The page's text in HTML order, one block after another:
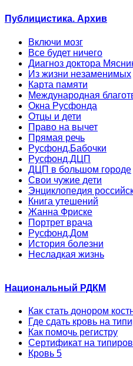
Публицистика. Архив
Включи мозг
Все будет ничего
Диагноз доктора
Из жизни незаменимых
Карта памяти
Международная
Окна Русфонда
Отцы и дети
Право на вычет
Прямая речь
Русфонд.Бабочки
Русфонд.ДЦП
ДЦП в большом городе
Свои чужие дети
Энциклопедия
Книга утешений
Жанна Фриске
Портрет врача
Русфонд.Дом
История болезни
Несладкая жизнь
Национальный РДКМ
Как стать донором
Где сдать кровь на
Как помочь регистру
Сертификат на
Кровь 5